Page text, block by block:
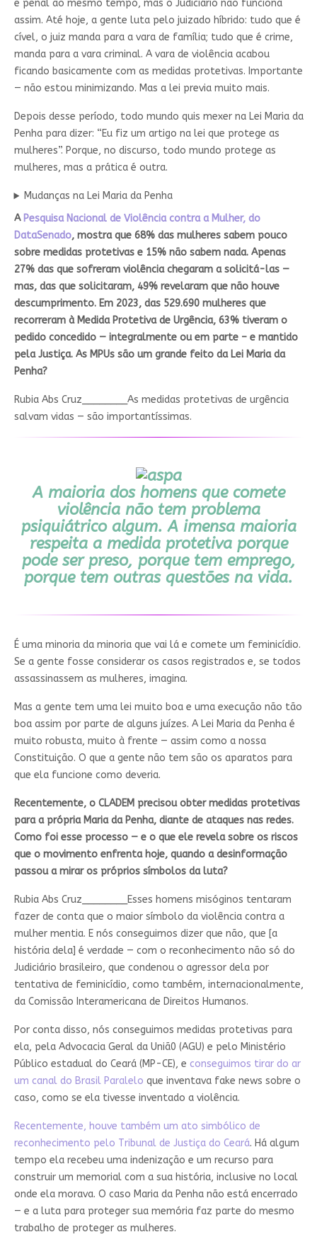
e penal ao mesmo tempo, mas o Judiciário não funciona
assim. Até hoje, a gente luta pelo juizado híbrido: tudo que é
cível, o juiz manda para a vara de família; tudo que é crime,
manda para a vara criminal. A vara de violência acabou
ficando basicamente com as medidas protetivas. Importante
— não estou minimizando. Mas a lei previa muito mais.
Depois desse período, todo mundo quis mexer na Lei Maria da
Penha para dizer: “Eu fiz um artigo na lei que protege as
mulheres”. Porque, no discurso, todo mundo protege as
mulheres, mas a prática é outra.
Mudanças na Lei Maria da Penha
A Pesquisa Nacional de Violência contra a Mulher, do
DataSenado, mostra que 68% das mulheres sabem pouco
sobre medidas protetivas e 15% não sabem nada. Apenas
27% das que sofreram violência chegaram a solicitá-las —
mas, das que solicitaram, 49% revelaram que não houve
descumprimento. Em 2023, das 529.690 mulheres que
recorreram à Medida Protetiva de Urgência, 63% tiveram o
pedido concedido — integralmente ou em parte – e mantido
pela Justiça. As MPUs são um grande feito da Lei Maria da
Penha?
Rubia Abs Cruz________ As medidas protetivas de urgência
salvam vidas — são importantíssimas.
A maioria dos homens que comete
violência não tem problema
psiquiátrico algum. A imensa maioria
respeita a medida protetiva porque
pode ser preso, porque tem emprego,
porque tem outras questões na vida.
É uma minoria da minoria que vai lá e comete um feminicídio.
Se a gente fosse considerar os casos registrados e, se todos
assassinassem as mulheres, imagina.
Mas a gente tem uma lei muito boa e uma execução não tão
boa assim por parte de alguns juízes. A Lei Maria da Penha é
muito robusta, muito à frente — assim como a nossa
Constituição. O que a gente não tem são os aparatos para
que ela funcione como deveria.
Recentemente, o CLADEM precisou obter medidas protetivas
para a própria Maria da Penha, diante de ataques nas redes.
Como foi esse processo — e o que ele revela sobre os riscos
que o movimento enfrenta hoje, quando a desinformação
passou a mirar os próprios símbolos da luta?
Rubia Abs Cruz________
Esses homens misóginos tentaram
fazer de conta que o maior símbolo da violência contra a
mulher mentia. E nós conseguimos dizer que não, que [a
história dela] é verdade — com o reconhecimento não só do
Judiciário brasileiro, que condenou o agressor dela por
tentativa de feminicídio, como também, internacionalmente,
da Comissão Interamericana de Direitos Humanos.
Por conta disso, nós conseguimos medidas protetivas para
ela, pela Advocacia Geral da Uniã0 (AGU) e pelo Ministério
Público estadual do Ceará (MP-CE), e conseguimos tirar do ar
um canal do Brasil Paralelo que inventava fake news sobre o
caso, como se ela tivesse inventado a violência.
Recentemente, houve também um ato simbólico de
reconhecimento pelo Tribunal de Justiça do Ceará. Há algum
tempo ela recebeu uma indenização e um recurso para
construir um memorial com a sua história, inclusive no local
onde ela morava. O caso Maria da Penha não está encerrado
— e a luta para proteger sua memória faz parte do mesmo
trabalho de proteger as mulheres.